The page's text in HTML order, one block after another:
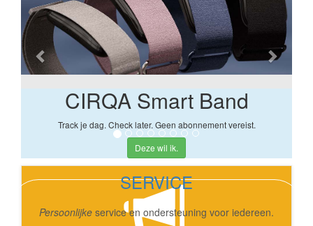
CIRQA Smart Band
Track je dag. Check later. Geen abonnement vereist.
Deze wil ik.
SERVICE
Persoonlijke service en ondersteuning voor iedereen.